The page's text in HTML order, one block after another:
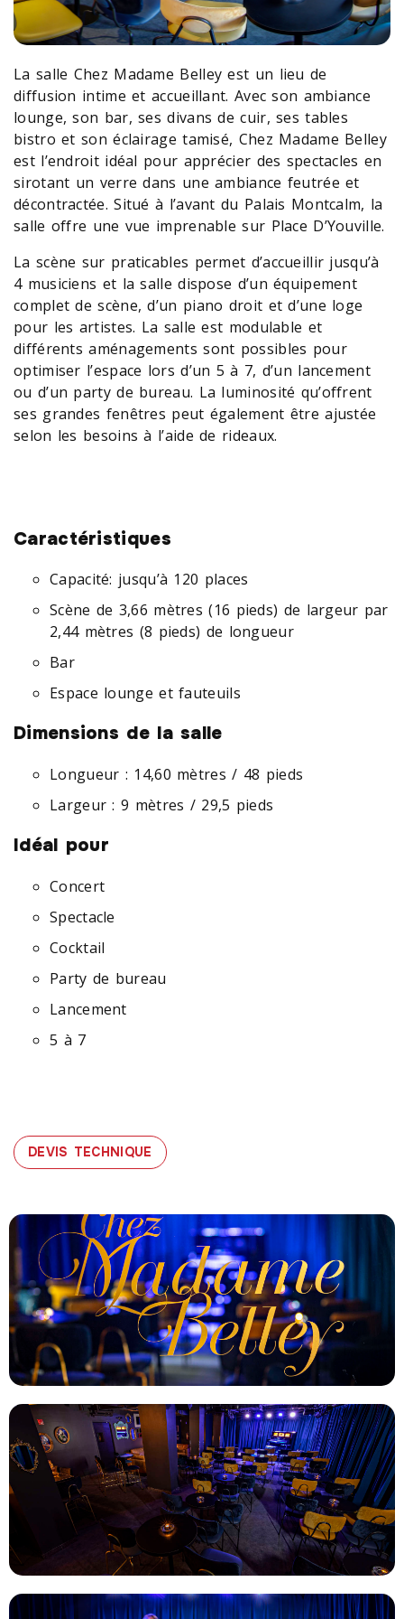
La salle Chez Madame Belley est un lieu de
diffusion intime et accueillant. Avec son ambiance
lounge, son bar, ses divans de cuir, ses tables
bistro et son éclairage tamisé, Chez Madame Belley
est l’endroit idéal pour apprécier des spectacles en
sirotant un verre dans une ambiance feutrée et
décontractée. Situé à l’avant du Palais Montcalm, la
salle offre une vue imprenable sur Place D’Youville.
La scène sur praticables permet d’accueillir jusqu’à
4 musiciens et la salle dispose d’un équipement
complet de scène, d’un piano droit et d’une loge
pour les artistes. La salle est modulable et
différents aménagements sont possibles pour
optimiser l’espace lors d’un 5 à 7, d’un lancement
ou d’un party de bureau. La luminosité qu’offrent
ses grandes fenêtres peut également être ajustée
selon les besoins à l’aide de rideaux.
Caractéristiques
Capacité: jusqu’à 120 places
Scène de 3,66 mètres (16 pieds) de largeur par
2,44 mètres (8 pieds) de longueur
Bar
Espace lounge et fauteuils
Dimensions de la salle
Longueur : 14,60 mètres / 48 pieds
Largeur : 9 mètres / 29,5 pieds
Idéal pour
Concert
Spectacle
Cocktail
Party de bureau
Lancement
5 à 7
DEVIS TECHNIQUE